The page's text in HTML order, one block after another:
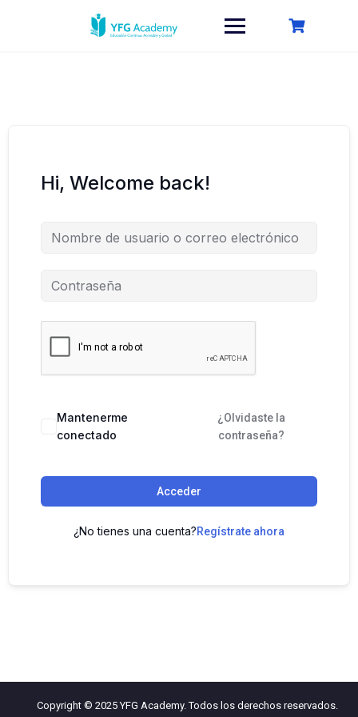
Hi, Welcome back!
Mantenerme
conectado
¿Olvidaste la
contraseña?
Acceder
¿No tienes una cuenta?Regístrate ahora
Copyright © 2025 YFG Academy. Todos los derechos reservados.